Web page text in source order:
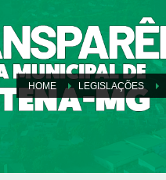
HOME LEGISLAÇÕES